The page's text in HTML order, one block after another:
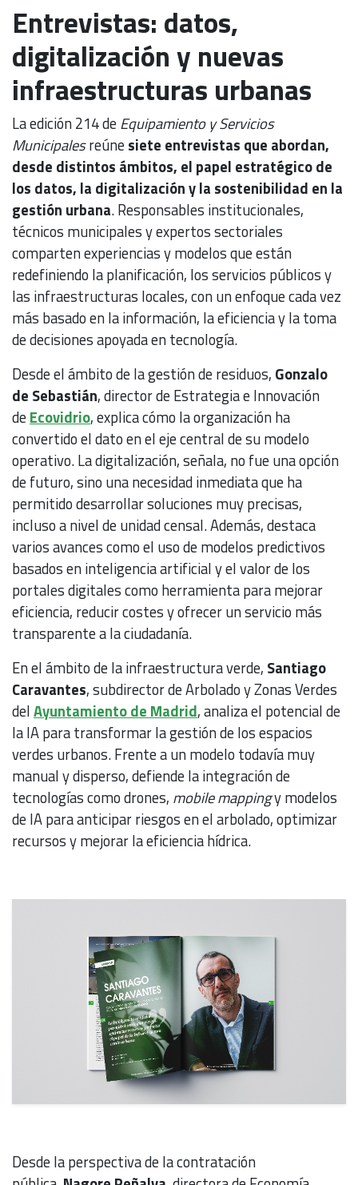
Entrevistas: datos,
digitalización y nuevas
infraestructuras urbanas
La edición 214 deEquipamiento y Servicios
Municipalesreúnesiete entrevistas que abordan,
desde distintos ámbitos, el papel estratégico de
los datos, la digitalización y la sostenibilidad en la
gestión urbana. Responsables institucionales,
técnicos municipales y expertos sectoriales
comparten experiencias y modelos que están
redefiniendo la planificación, los servicios públicos y
las infraestructuras locales, con un enfoque cada vez
más basado en la información, la eficiencia y la toma
de decisiones apoyada en tecnología.
Desde el ámbito de la gestión de residuos, Gonzalo
de Sebastián, director de Estrategia e Innovación
deEcovidrio, explica cómo la organización ha
convertido el dato en el eje central de su modelo
operativo. La digitalización, señala, no fue una opción
de futuro, sino una necesidad inmediata que ha
permitido desarrollar soluciones muy precisas,
incluso a nivel de unidad censal. Además, destaca
varios avances como el uso de modelos predictivos
basados en inteligencia artificial y el valor de los
portales digitales como herramienta para mejorar
eficiencia, reducir costes y ofrecer un servicio más
transparente a la ciudadanía.
En el ámbito de la infraestructura verde, Santiago
Caravantes, subdirector de Arbolado y Zonas Verdes
delAyuntamiento de Madrid, analiza el potencial de
la IA para transformar la gestión de los espacios
verdes urbanos. Frente a un modelo todavía muy
manual y disperso, defiende la integración de
tecnologías como drones, mobile mappingy modelos
de IA para anticipar riesgos en el arbolado, optimizar
recursos y mejorar la eficiencia hídrica.
Desde la perspectiva de la contratación